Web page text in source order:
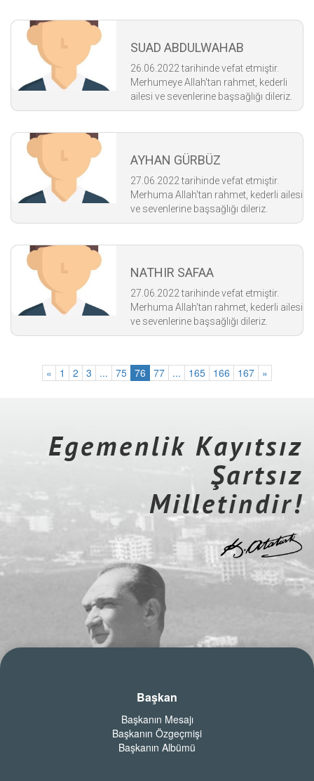
SUAD ABDULWAHAB
26.06.2022 tarihinde vefat etmiştir.
Merhumeye Allah'tan rahmet, kederli
ailesi ve sevenlerine başsağlığı dileriz.
AYHAN GÜRBÜZ
27.06.2022 tarihinde vefat etmiştir.
Merhuma Allah'tan rahmet, kederli ailesi
ve sevenlerine başsağlığı dileriz.
NATHIR SAFAA
27.06.2022 tarihinde vefat etmiştir.
Merhuma Allah'tan rahmet, kederli ailesi
ve sevenlerine başsağlığı dileriz.
« 1 2 3 ... 75 76 77 ... 165 166 167 »
Egemenlik Kayıtsız
Şartsız
Milletindir!
Başkan
Başkanın Mesajı
Başkanın Özgeçmişi
Başkanın Albümü